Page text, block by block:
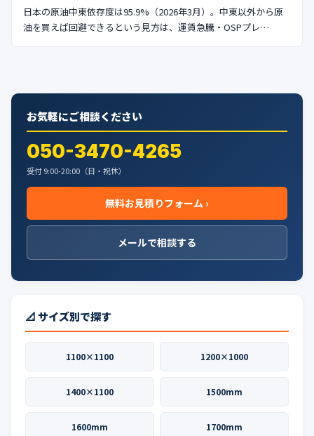
🇺🇸🇰🇷🇹🇼🇻🇳
日本の原油中東依存度は95.9%（2026年3月）。中東以外から原
油を買えば回避できるという見方は、運賃急騰・OSPプレ…
お気軽にご相談ください
050-3470-4265
受付 9:00-20:00（日・祝休）
無料お見積りフォーム ›
メールで相談する
📐 サイズ別で探す
1100×1100 1200×1000
1400×1100 1500mm
1600mm 1700mm